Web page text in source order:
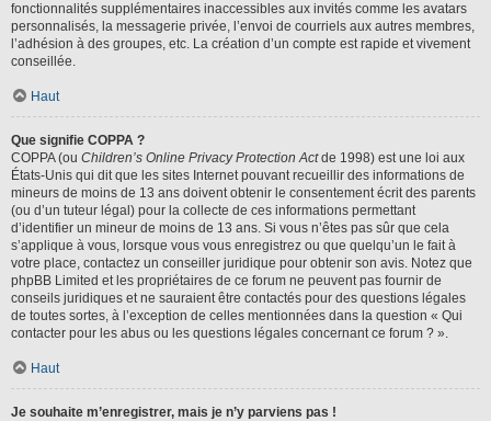
fonctionnalités supplémentaires inaccessibles aux invités comme les avatars
personnalisés, la messagerie privée, l’envoi de courriels aux autres membres,
l’adhésion à des groupes, etc. La création d’un compte est rapide et vivement
conseillée.
Haut
Que signifie COPPA ?
COPPA (ou Children’s Online Privacy Protection Actde 1998) est une loi aux
États-Unis qui dit que les sites Internet pouvant recueillir des informations de
mineurs de moins de 13 ans doivent obtenir le consentement écrit des parents
(ou d’un tuteur légal) pour la collecte de ces informations permettant
d’identifier un mineur de moins de 13 ans. Si vous n’êtes pas sûr que cela
s’applique à vous, lorsque vous vous enregistrez ou que quelqu’un le fait à
votre place, contactez un conseiller juridique pour obtenir son avis. Notez que
phpBB Limited et les propriétaires de ce forum ne peuvent pas fournir de
conseils juridiques et ne sauraient être contactés pour des questions légales
de toutes sortes, à l’exception de celles mentionnées dans la question « Qui
contacter pour les abus ou les questions légales concernant ce forum ? ».
Haut
Je souhaite m’enregistrer, mais je n’y parviens pas !